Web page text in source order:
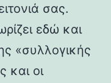
σας.
εδώ και
«συλλογικής
και οι